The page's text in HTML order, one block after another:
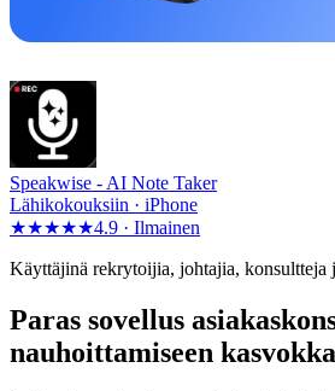
Speakwise - AI Note Taker
Lähikokouksiin · iPhone
★★★★★4.9 · Ilmainen
Käyttäjinä rekrytoijia, johtajia, konsultteja
Paras sovellus
nauhoittamiseen